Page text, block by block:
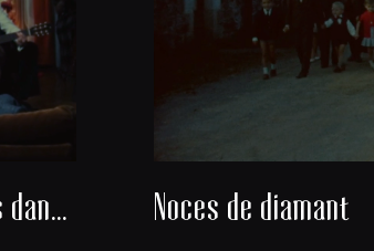
Danses et chansons dans un salon Noces de diamant